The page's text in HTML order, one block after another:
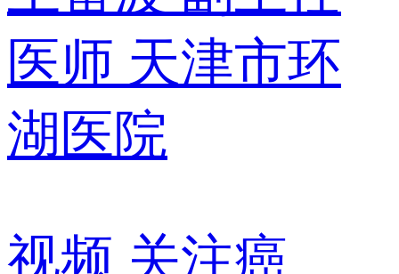
医师 天津市环
湖医院
视频 关注癌